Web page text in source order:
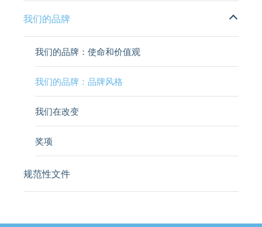
我们的品牌
我们的品牌：使命和价值观
我们的品牌：品牌风格
我们在改变
奖项
规范性文件